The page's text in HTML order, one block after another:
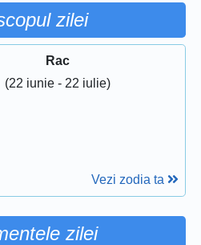
zilei
Rac
(22 iunie - 22 iulie)
Vezi zodia ta
zilei